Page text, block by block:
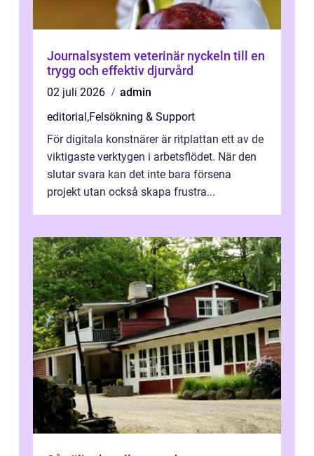
Journalsystem veterinär nyckeln till en
trygg och effektiv djurvård
02 juli 2026
admin
editorial,Felsökning & Support
För digitala konstnärer är ritplattan ett av de
viktigaste verktygen i arbetsflödet. När den
slutar svara kan det inte bara försena
projekt utan också skapa frustra...